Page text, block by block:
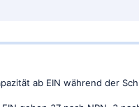
ab EIN während der